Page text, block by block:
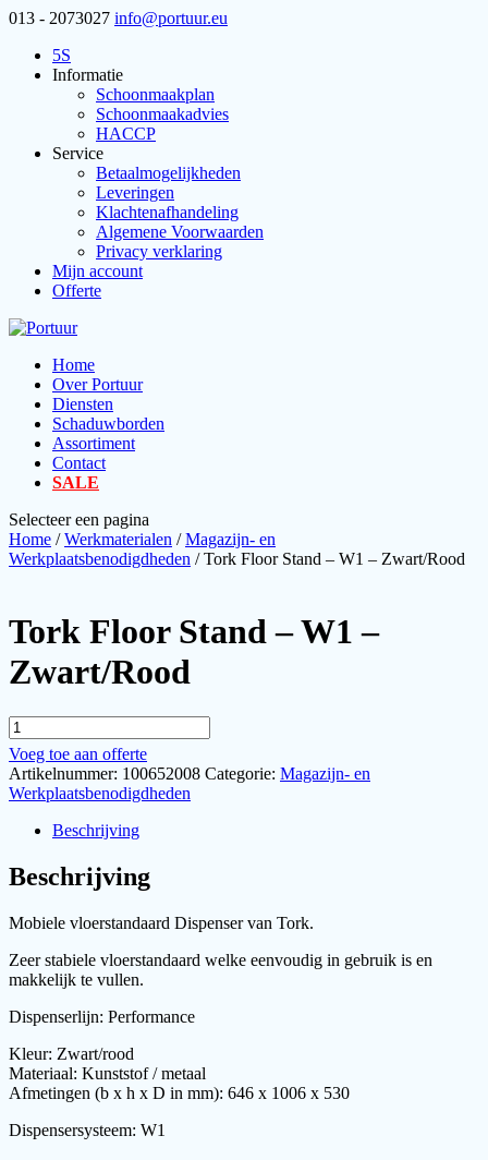
013 - 2073027 info@portuur.eu
5S
Informatie
Schoonmaakplan
Schoonmaakadvies
HACCP
Service
Betaalmogelijkheden
Leveringen
Klachtenafhandeling
Algemene Voorwaarden
Privacy verklaring
Mijn account
Offerte
Home
Over Portuur
Diensten
Schaduwborden
Assortiment
Contact
SALE
Selecteer een pagina
Home /Werkmaterialen /Magazijn- en
Werkplaatsbenodigdheden / Tork Floor Stand – W1 – Zwart/Rood
Tork Floor Stand – W1 –
Zwart/Rood
Tork
Floor
Stand
-
W1
Zwart/Rood
Voeg toe aan offerte
Artikelnummer: 100652008 Categorie: Magazijn- en
Werkplaatsbenodigdheden
Beschrijving
Beschrijving
Mobiele vloerstandaard Dispenser van Tork.
Zeer stabiele vloerstandaard welke eenvoudig in gebruik is en
makkelijk te vullen.
Dispenserlijn: Performance
Kleur: Zwart/rood
Materiaal: Kunststof / metaal
Afmetingen (b x h x D in mm): 646 x 1006 x 530
Dispensersysteem: W1